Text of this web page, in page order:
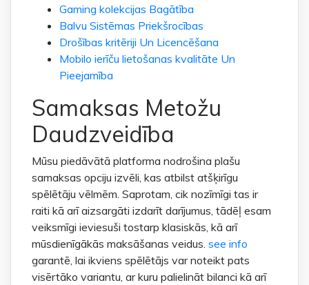
Gaming kolekcijas Bagātība
Balvu Sistēmas Priekšrocības
Drošības kritēriji Un Licencēšana
Mobilo ierīču lietošanas kvalitāte Un
Pieejamība
Samaksas Metožu
Daudzveidība
Mūsu piedāvātā platforma nodrošina plašu
samaksas opciju izvēli, kas atbilst atšķirīgu
spēlētāju vēlmēm. Saprotam, cik nozīmīgi tas ir
raiti kā arī aizsargāti izdarīt darījumus, tādēļ esam
veiksmīgi ieviesuši tostarp klasiskās, kā arī
mūsdienīgākās maksāšanas veidus. see info
garantē, lai ikviens spēlētājs var noteikt pats
visērtāko variantu, ar kuru palielināt bilanci kā arī